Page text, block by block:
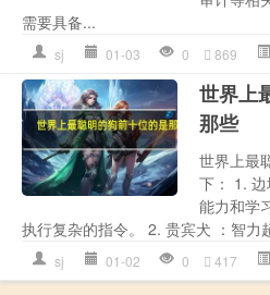
需要具备...
sj 01-03 0 869
世界上
那些
世界上最
下： 1.
能力和学
执行复杂的指令。 2. 贵宾犬 ：智力
sj 01-02 0 417